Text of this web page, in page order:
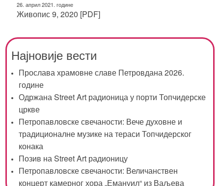
26. април 2021. године
Живопис 9, 2020 [PDF]
Најновије вести
Прослава храмовне славе Петровдана 2026.
године
Одржана Street Art радионица у порти Топчидерске
цркве
Петропавловске свечаности: Вече духовне и
традиционалне музике на тераси Топчидерског
конака
Позив на Street Art радионицу
Петропавловске свечаности: Величанствен
концерт камерног хора „Емануил“ из Ваљева